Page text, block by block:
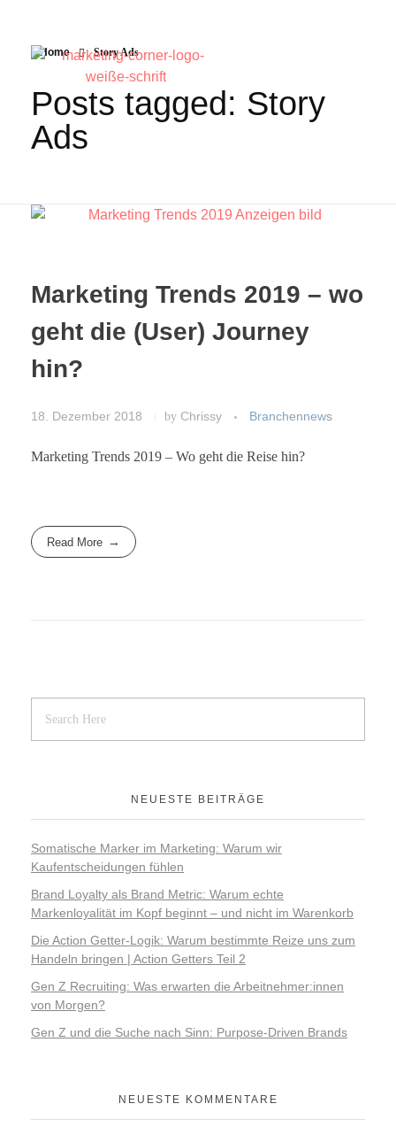
Home Story Ads
Posts tagged: Story
Ads
Marketing Trends 2019 – wo
geht die (User) Journey
hin?
18. Dezember 2018 by Chrissy Branchennews
Marketing Trends 2019 – Wo geht die Reise hin?
Read More
NEUESTE BEITRÄGE
Somatische Marker im Marketing: Warum wir
Kaufentscheidungen fühlen
Brand Loyalty als Brand Metric: Warum echte
Markenloyalität im Kopf beginnt – und nicht im Warenkorb
Die Action Getter-Logik: Warum bestimmte Reize uns zum
Handeln bringen | Action Getters Teil 2
Gen Z Recruiting: Was erwarten die Arbeitnehmer:innen
von Morgen?
Gen Z und die Suche nach Sinn: Purpose-Driven Brands
NEUESTE KOMMENTARE